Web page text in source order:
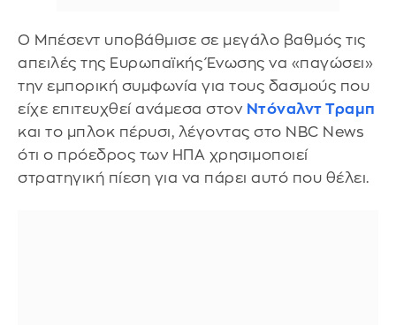
Ο Μπέσεντ υποβάθμισε σε μεγάλο βαθμός τις
απειλές της Ευρωπαϊκής Ένωσης να «παγώσει»
την εμπορική συμφωνία για τους δασμούς που
είχε επιτευχθεί ανάμεσα στον Ντόναλντ Τραμπ
και το μπλοκ πέρυσι, λέγοντας στο NBC News
ότι ο πρόεδρος των ΗΠΑ χρησιμοποιεί
στρατηγική πίεση για να πάρει αυτό που θέλει.